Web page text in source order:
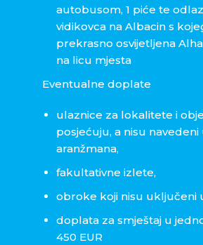
autobusom, 1 piće te
vidikovca na Albacin s
prekrasno osvijetljena
na licu mjesta
Eventualne doplate
ulaznice za lokalitete i
posjećuju, a nisu navedeni
aranžmana,
fakultativne izlete,
obroke koji nisu uključeni
doplata za smještaj u
450 EUR